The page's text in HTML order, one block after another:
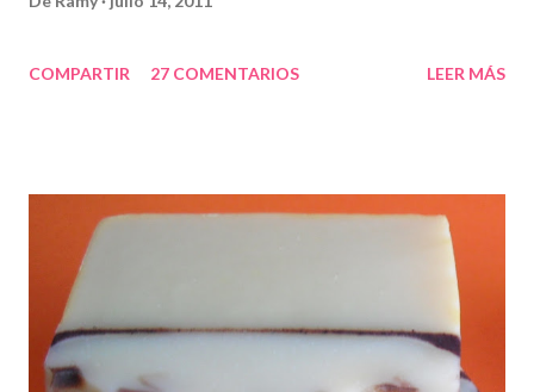
COMPARTIR 27 COMENTARIOS LEER MÁS